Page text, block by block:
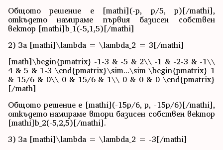
Общото решение е [mathi](-p, p/5, p)[/mathi],
откъдето намираме първия базисен собствен
вектор [mathi]b_1(-5,1,5)[/mathi]
2) За [mathi]\lambda = \lambda_2 = 3[/mathi]
[math]\begin{pmatrix} -1-3 & -5 & 2\\ -1 & -2-3 & -1\\
4 & 5 & 1-3 \end{pmatrix}\sim...\sim \begin{pmatrix} 1
& 15/6 & 0\\ 0 & 15/6 & 1\\ 0 & 0 & 0 \end{pmatrix}
[/math]
Общото решение е [mathi](-15p/6, p, -15p/6)[/mathi],
откъдето намираме втори базисен собствен вектор
[mathi]b_2(-5,2,5)[/mathi].
3) За [mathi]\lambda = \lambda_2 = -3[/mathi]